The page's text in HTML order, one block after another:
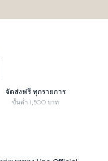
จัดส่งฟรี ทุกรายการ
ขั้นต่ำ 1,500 บาท